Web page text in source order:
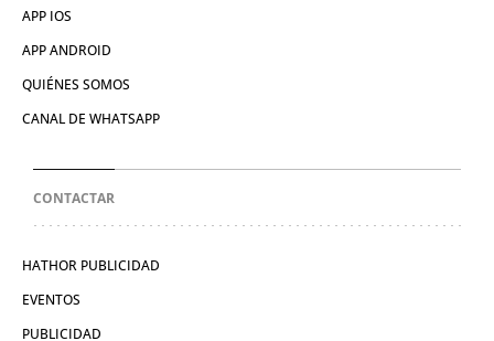
APP IOS
APP ANDROID
QUIÉNES SOMOS
CANAL DE WHATSAPP
CONTACTAR
HATHOR PUBLICIDAD
EVENTOS
PUBLICIDAD